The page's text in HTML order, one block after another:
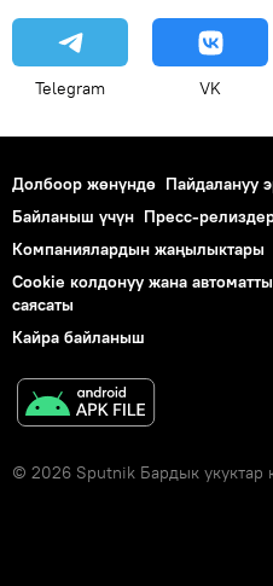
Telegram VK
Долбоор жөнүндө Пайдалануу
Байланыш үчүн Пресс-
Компаниялардын жаңылыктары
Cookie колдонуу жана
саясаты
Кайра байланыш
© 2026 Sputnik Бардык укуктар